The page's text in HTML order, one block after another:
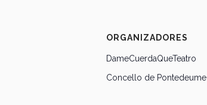
ORGANIZADORES
DameCuerdaQueTeatro
Concello de Pontedeume